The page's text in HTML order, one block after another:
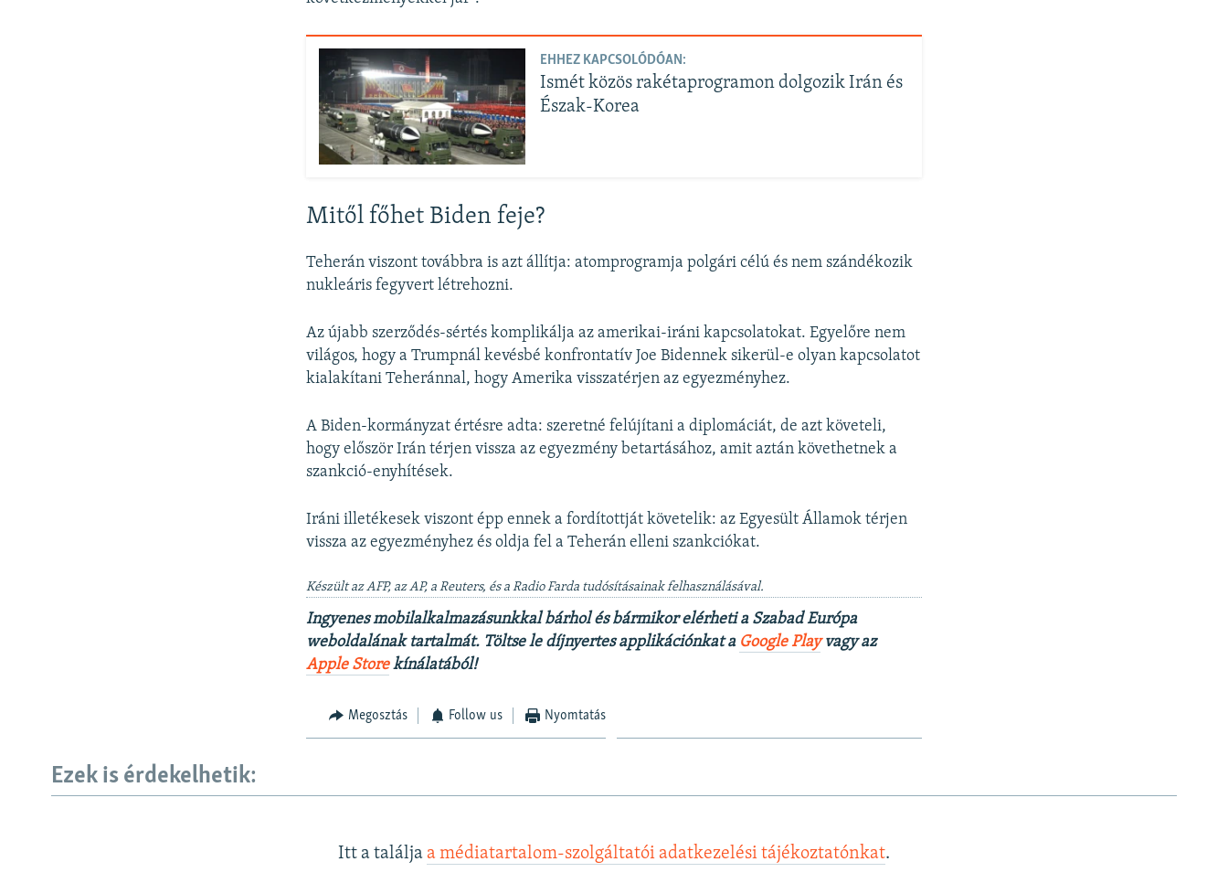
EHHEZ KAPCSOLÓDÓAN:
Ismét közös rakétaprogramon dolgozik Irán és
Észak-Korea
Mitől főhet Biden feje?
Teherán viszont továbbra is azt állítja: atomprogramja polgári célú és nem szándékozik
nukleáris fegyvert létrehozni.
Az újabb szerződés-sértés komplikálja az amerikai-iráni kapcsolatokat. Egyelőre nem
világos, hogy a Trumpnál kevésbé konfrontatív Joe Bidennek sikerül-e olyan kapcsolatot
kialakítani Teheránnal, hogy Amerika visszatérjen az egyezményhez.
A Biden-kormányzat értésre adta: szeretné felújítani a diplomáciát, de azt követeli,
hogy először Irán térjen vissza az egyezmény betartásához, amit aztán követhetnek a
szankció-enyhítések.
Iráni illetékesek viszont épp ennek a fordítottját követelik: az Egyesült Államok térjen
vissza az egyezményhez és oldja fel a Teherán elleni szankciókat.
Készült az AFP, az AP, a Reuters, és a Radio Farda tudósításainak felhasználásával.
Ingyenes mobilalkalmazásunkkal bárhol és bármikor elérheti a Szabad Európa
weboldalának tartalmát. Töltse le díjnyertes applikációnkat a Google Playvagy az
Apple Storekínálatából!
Megosztás Follow us Nyomtatás
Ezek is érdekelhetik:
Itt a találja a médiatartalom-szolgáltatói adatkezelési tájékoztatónkat.